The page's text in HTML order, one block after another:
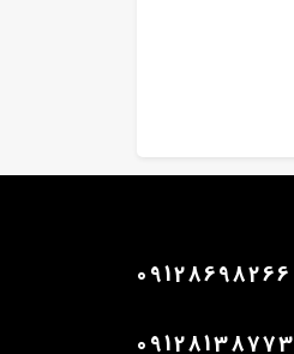
09128698266
09128138773